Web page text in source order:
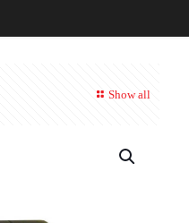
Show all